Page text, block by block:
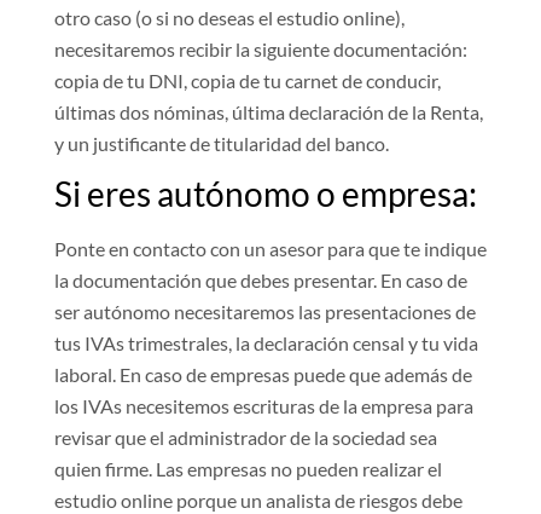
otro caso (o si no deseas el estudio online),
necesitaremos recibir la siguiente documentación:
copia de tu DNI, copia de tu carnet de conducir,
últimas dos nóminas, última declaración de la Renta,
y un justificante de titularidad del banco.
Si eres autónomo o empresa:
Ponte en contacto con un asesor para que te indique
la documentación que debes presentar. En caso de
ser autónomo necesitaremos las presentaciones de
tus IVAs trimestrales, la declaración censal y tu vida
laboral. En caso de empresas puede que además de
los IVAs necesitemos escrituras de la empresa para
revisar que el administrador de la sociedad sea
quien firme. Las empresas no pueden realizar el
estudio online porque un analista de riesgos debe